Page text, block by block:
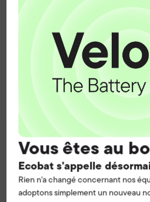
Vous êtes au
Ecobat s'appelle
Rien n'a changé concernant nos
adoptons simplement un nouveau
Exide Radial